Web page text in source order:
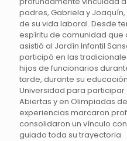
padres, Gabriela y
de su vida laboral. Desde
espíritu de comunidad que
asistió al Jardín Infantil
participó en las
hijos de funcionarios
tarde, durante su
Universidad para participar
Abiertas y en Olimpiadas
experiencias marcaron
consolidaron un vínculo
guiado toda su trayectoria.